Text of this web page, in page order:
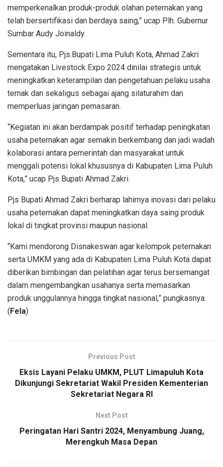
memperkenalkan produk-produk olahan peternakan yang
telah bersertifikasi dan berdaya saing,” ucap Plh. Gubernur
Sumbar Audy Joinaldy.
Sementara itu, Pjs.Bupati Lima Puluh Kota, Ahmad Zakri
mengatakan Livestock Expo 2024 dinilai strategis untuk
meningkatkan keterampilan dan pengetahuan pelaku usaha
ternak dan sekaligus sebagai ajang silaturahim dan
memperluas jaringan pemasaran.
“Kegiatan ini akan berdampak positif terhadap peningkatan
usaha peternakan agar semakin berkembang dan jadi wadah
kolaborasi antara pemerintah dan masyarakat untuk
menggali potensi lokal khususnya di Kabupaten Lima Puluh
Kota,” ucap Pjs Bupati Ahmad Zakri.
Pjs Bupati Ahmad Zakri berharap lahirnya inovasi dari pelaku
usaha peternakan dapat meningkatkan daya saing produk
lokal di tingkat provinsi maupun nasional.
“Kami mendorong Disnakeswan agar kelompok peternakan
serta UMKM yang ada di Kabupaten Lima Puluh Kota dapat
diberikan bimbingan dan pelatihan agar terus bersemangat
dalam mengembangkan usahanya serta memasarkan
produk unggulannya hingga tingkat nasional,” pungkasnya.
(Fela)
Previous Post
Eksis Layani Pelaku UMKM, PLUT Limapuluh Kota
Dikunjungi Sekretariat Wakil Presiden Kementerian
Sekretariat Negara RI
Next Post
Peringatan Hari Santri 2024, Menyambung Juang,
Merengkuh Masa Depan